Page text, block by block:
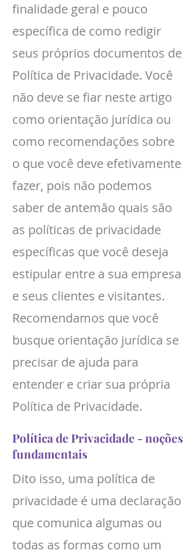
finalidade geral e pouco
específica de como redigir
seus próprios documentos de
Política de Privacidade. Você
não deve se fiar neste artigo
como orientação jurídica ou
como recomendações sobre
o que você deve efetivamente
fazer, pois não podemos
saber de antemão quais são
as políticas de privacidade
específicas que você deseja
estipular entre a sua empresa
e seus clientes e visitantes.
Recomendamos que você
busque orientação jurídica se
precisar de ajuda para
entender e criar sua própria
Política de Privacidade.
Política de Privacidade - noções
fundamentais
Dito isso, uma política de
privacidade é uma declaração
que comunica algumas ou
todas as formas como um